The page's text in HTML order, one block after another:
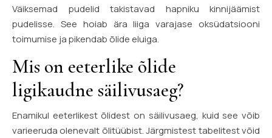
Väiksemad pudelid takistavad hapniku kinnijäämist
pudelisse. See hoiab ära liiga varajase oksüdatsiooni
toimumise ja pikendab õlide eluiga.
Mis on eeterlike õlide
ligikaudne säilivusaeg?
Enamikul eeterlikest õlidest on säilivusaeg, kuid see võib
varieeruda olenevalt õlitüübist. Järgmistest tabelitest võid